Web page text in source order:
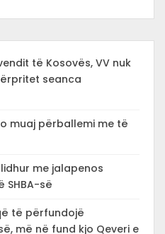
të Kosovës, VV nuk
seanca
muaj përballemi me të
me jalapenos
SHBA-së
të përfundojë
më në fund kjo Qeveri e